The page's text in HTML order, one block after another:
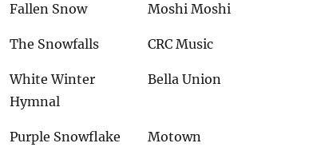
Fallen Snow Moshi Moshi
The Snowfalls CRC Music
White Winter
Hymnal
Bella Union
Purple Snowflake Motown